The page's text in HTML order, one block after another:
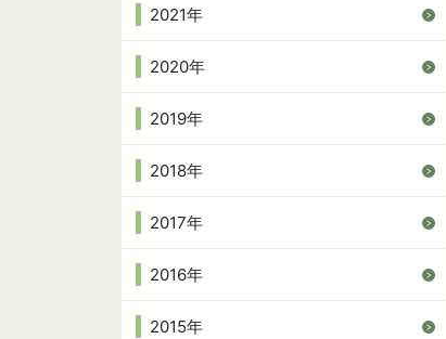
2021年
2020年
2019年
2018年
2017年
2016年
2015年